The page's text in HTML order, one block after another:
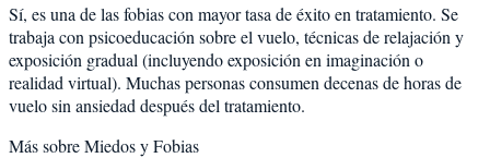
Sí, es una de las fobias con mayor tasa de éxito en tratamiento. Se
trabaja con psicoeducación sobre el vuelo, técnicas de relajación y
exposición gradual (incluyendo exposición en imaginación o
realidad virtual). Muchas personas consumen decenas de horas de
vuelo sin ansiedad después del tratamiento.
Más sobreMiedos y Fobias